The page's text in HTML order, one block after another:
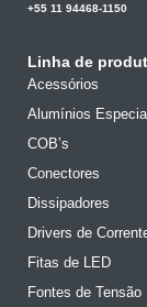
+55 11 94468-1150
Linha de
Acessórios
Alumínios
COB’s
Conectores
Dissipadores
Drivers de
Fitas de LED
Fontes de Tensão